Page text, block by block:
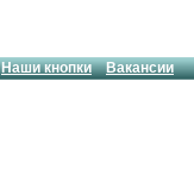
Наши кнопки Вакансии